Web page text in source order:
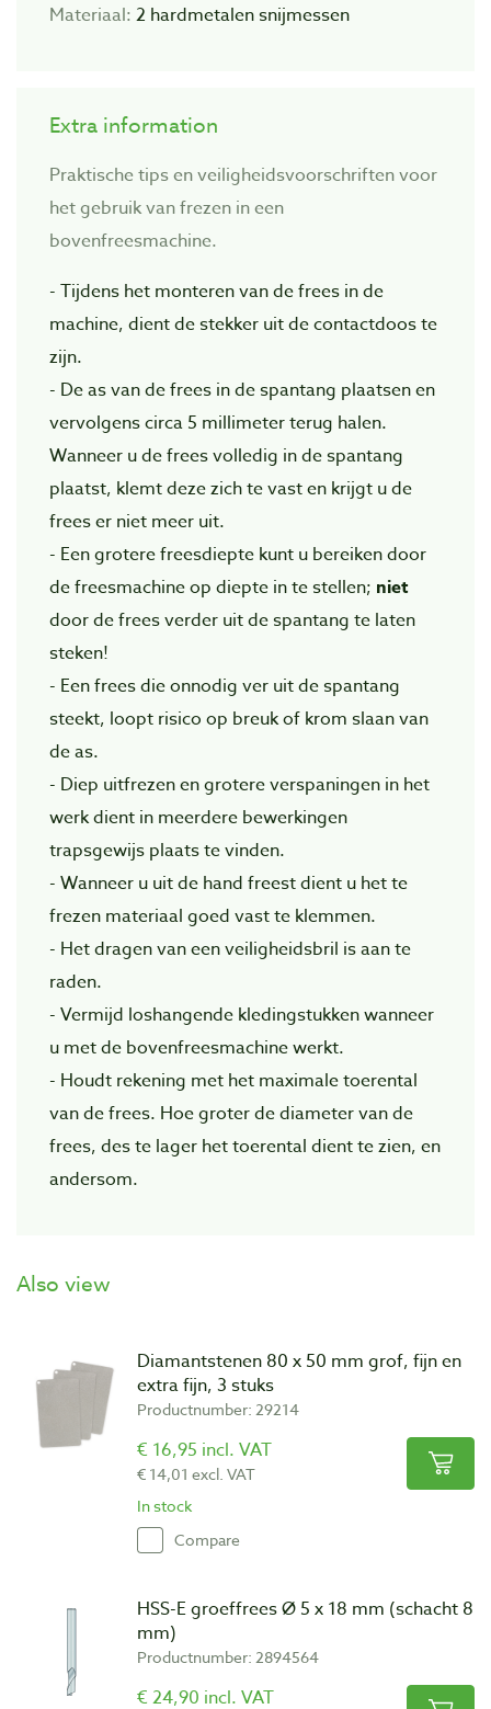
Materiaal: 2 hardmetalen snijmessen
Extra information
Praktische tips en veiligheidsvoorschriften voor
het gebruik van frezen in een
bovenfreesmachine.
- Tijdens het monteren van de frees in de
machine, dient de stekker uit de contactdoos te
zijn.
- De as van de frees in de spantang plaatsen en
vervolgens circa 5 millimeter terug halen.
Wanneer u de frees volledig in de spantang
plaatst, klemt deze zich te vast en krijgt u de
frees er niet meer uit.
- Een grotere freesdiepte kunt u bereiken door
de freesmachine op diepte in te stellen; niet
door de frees verder uit de spantang te laten
steken!
- Een frees die onnodig ver uit de spantang
steekt, loopt risico op breuk of krom slaan van
de as.
- Diep uitfrezen en grotere verspaningen in het
werk dient in meerdere bewerkingen
trapsgewijs plaats te vinden.
- Wanneer u uit de hand freest dient u het te
frezen materiaal goed vast te klemmen.
- Het dragen van een veiligheidsbril is aan te
raden.
- Vermijd loshangende kledingstukken wanneer
u met de bovenfreesmachine werkt.
- Houdt rekening met het maximale toerental
van de frees. Hoe groter de diameter van de
frees, des te lager het toerental dient te zien, en
andersom.
Also view
Diamantstenen 80 x 50 mm grof, fijn en
extra fijn, 3 stuks
Productnumber: 29214
€ 16,95 incl. VAT
€ 14,01 excl. VAT
In stock
Compare
HSS-E groeffrees Ø 5 x 18 mm (schacht 8
mm)
Productnumber: 2894564
€ 24,90 incl. VAT